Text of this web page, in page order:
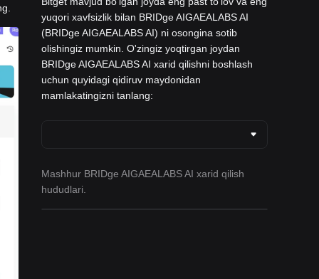
yuqori xavfsizlik bilan BRIDge AIGAEALABS AI
(BRIDge AIGAEALABS AI) ni osongina sotib
olishingiz mumkin. O'zingiz yoqtirgan joydan
BRIDge AIGAEALABS AI xarid qilishni boshlash
uchun quyidagi qidiruv maydonidan
mamlakatingizni tanlang:
Mashhur BRIDge AIGAEALABS AI xarid qilish
hududlari.